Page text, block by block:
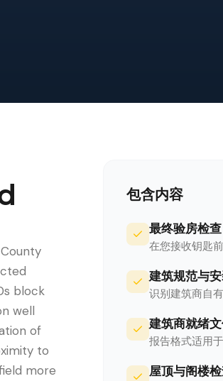
block
well
of
to
more
包含内容
最终验房检查
在您接收钥匙
建筑规范与
识别建筑商自
建筑商就绪
报告格式适用
屋顶与阁楼